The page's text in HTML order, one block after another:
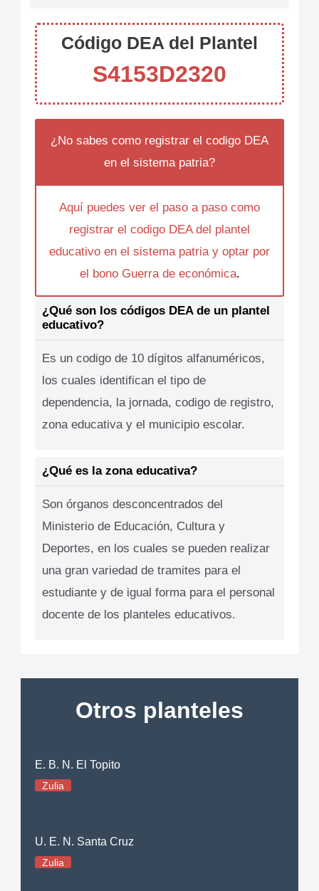
Código DEA del Plantel
S4153D2320
¿No sabes como registrar el codigo DEA
en el sistema patria?
Aquí puedes ver el paso a paso como
registrar el codigo DEA del plantel
educativo en el sistema patria y optar por
el bono Guerra de económica.
¿Qué son los códigos DEA de un plantel
educativo?
Es un codigo de 10 dígitos alfanuméricos,
los cuales identifican el tipo de
dependencia, la jornada, codigo de registro,
zona educativa y el municipio escolar.
¿Qué es la zona educativa?
Son órganos desconcentrados del
Ministerio de Educación, Cultura y
Deportes, en los cuales se pueden realizar
una gran variedad de tramites para el
estudiante y de igual forma para el personal
docente de los planteles educativos.
Otros planteles
E. B. N. El Topito
Zulia
U. E. N. Santa Cruz
Zulia